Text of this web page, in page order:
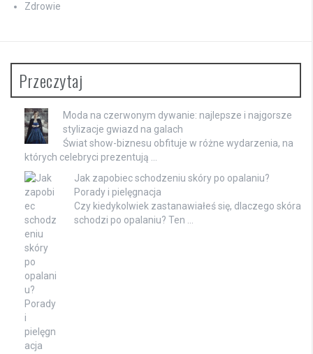
Zdrowie
Przeczytaj
Moda na czerwonym dywanie: najlepsze i najgorsze
stylizacje gwiazd na galach
Świat show-biznesu obfituje w różne wydarzenia, na
których celebryci prezentują …
Jak zapobiec schodzeniu skóry po opalaniu?
Porady i pielęgnacja
Czy kiedykolwiek zastanawiałeś się, dlaczego skóra
schodzi po opalaniu? Ten …